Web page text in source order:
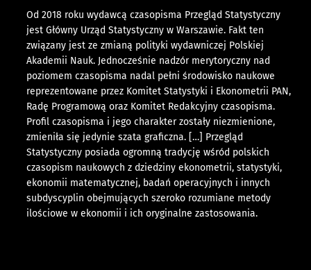
Od 2018 roku wydawcą czasopisma Przegląd Statystyczny
jest Główny Urząd Statystyczny w Warszawie. Fakt ten
związany jest ze zmianą polityki wydawniczej Polskiej
Akademii Nauk. Jednocześnie nadzór merytoryczny nad
poziomem czasopisma nadal pełni środowisko naukowe
reprezentowane przez Komitet Statystyki i Ekonometrii PAN,
Radę Programową oraz Komitet Redakcyjny czasopisma.
Profil czasopisma i jego charakter zostały niezmienione,
zmieniła się jedynie szata graficzna. […] Przegląd
Statystyczny posiada ogromną tradycję wśród polskich
czasopism naukowych z dziedziny ekonometrii, statystyki,
ekonomii matematycznej, badań operacyjnych i innych
subdyscyplin obejmujących szeroko rozumiane metody
ilościowe w ekonomii i ich oryginalne zastosowania.